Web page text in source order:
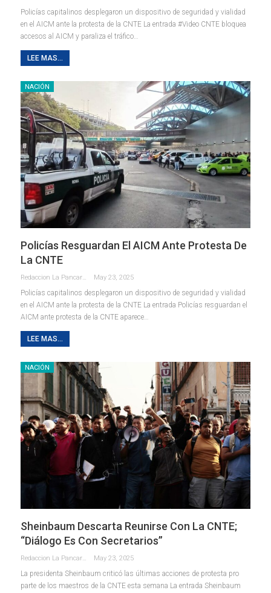
Policías capitalinos desplegaron un dispositivo de seguridad y vialidad
en el AICM ante la protesta de la CNTE La entrada #Video CNTE bloquea
accesos al AICM y paraliza el tráfico…
LEE MAS...
NACIÓN
Policías Resguardan El AICM Ante Protesta De
La CNTE
Redaccion La Pancarta De Quintana Roo May 23, 2025
Policías capitalinos desplegaron un dispositivo de seguridad y vialidad
en el AICM ante la protesta de la CNTE La entrada Policías resguardan el
AICM ante protesta de la CNTE aparece…
LEE MAS...
NACIÓN
Sheinbaum Descarta Reunirse Con La CNTE;
“diálogo Es Con Secretarios”
Redaccion La Pancarta De Quintana Roo May 23, 2025
La presidenta Sheinbaum criticó las últimas acciones de protesta pro
parte de los maestros de la CNTE esta semana La entrada Sheinbaum